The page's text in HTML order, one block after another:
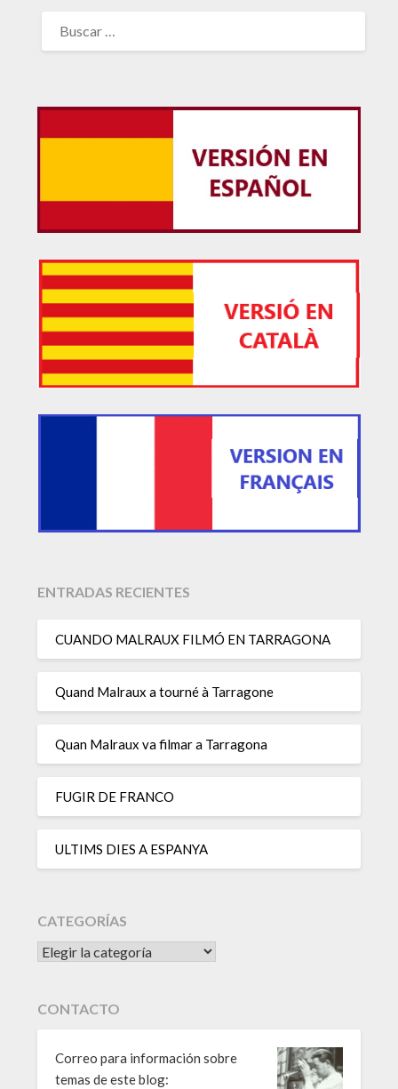
ENTRADAS RECIENTES
CUANDO MALRAUX FILMÓ EN TARRAGONA
Quand Malraux a tourné à Tarragone
Quan Malraux va filmar a Tarragona
FUGIR DE FRANCO
ULTIMS DIES A ESPANYA
CATEGORÍAS
CATEGORÍAS
CONTACTO
Correo para información sobre
temas de este blog: